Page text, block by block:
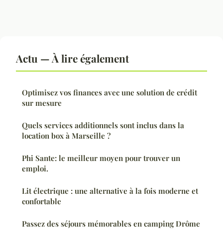
Actu — À lire également
Optimisez vos finances avec une solution de crédit
sur mesure
Quels services additionnels sont inclus dans la
location box à Marseille ?
Phi Sante: le meilleur moyen pour trouver un
emploi.
Lit électrique : une alternative à la fois moderne et
confortable
Passez des séjours mémorables en camping Drôme